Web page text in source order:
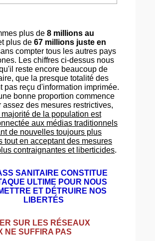
plus de 8 millions au
plus de 67 millions juste en
compter tous les autres pays
Les chiffres ci-dessus nous
reste encore beaucoup de
que la presque totalité des
pas reçu d'information imprimée.
bonne proportion commence
assez des mesures restrictives,
majorité de la population est
aux médias traditionnels
de nouvelles toujours plus
tout en acceptant des mesures
contraignantes et liberticides.
SANITAIRE CONSTITUE
ULTIME POUR NOUS
ET DÉTRUIRE NOS
LIBERTÉS
SUR LES RÉSEAUX
NE SUFFIRA PAS